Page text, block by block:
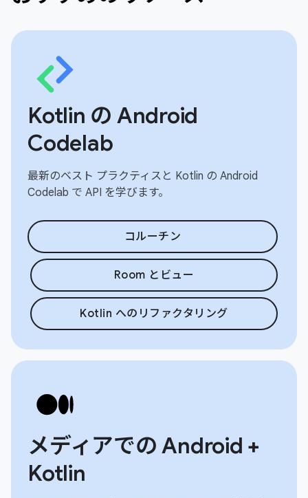
Kotlin の Android
Codelab
最新のベスト プラクティスと Kotlin の Android
Codelab で API を学びます。
コルーチン
Room とビュー
Kotlin へのリファクタリング
メディアでの Android +
Kotlin